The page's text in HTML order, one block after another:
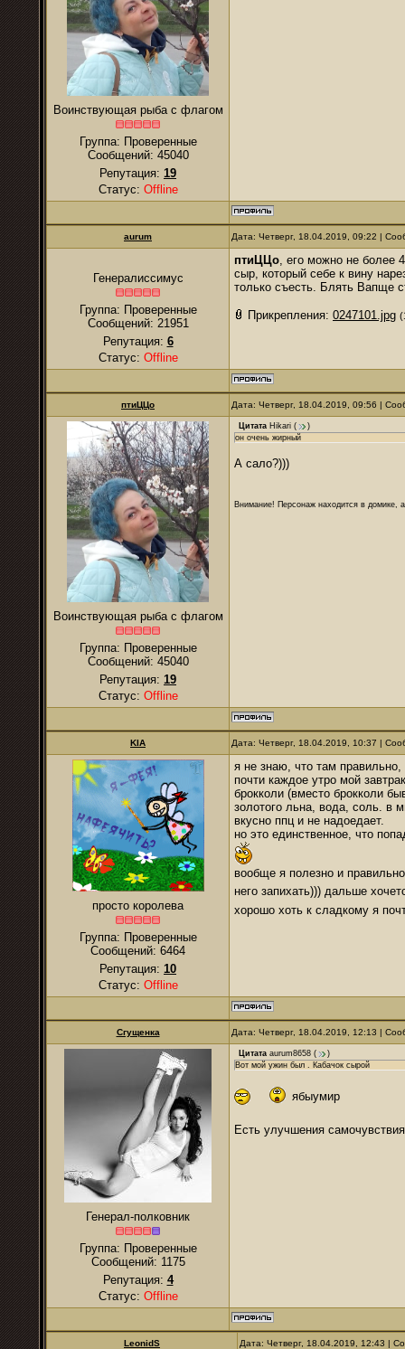
Воинствующая рыба с флагом
Группа: Проверенные
Сообщений: 45040
Репутация: 19
Статус: Offline
аurum Дата: Четверг, 18.04.2019, 09:22 |
Генералиссимус
Группа: Проверенные
Сообщений: 21951
Репутация: 6
Статус: Offline
птиЦЦо, его можно не более
сыр, который себе к вину
только съесть. Блять Вапще
Прикрепления: 0247101.jpg
птиЦЦо Дата: Четверг, 18.04.2019, 09:56 |
Воинствующая рыба с флагом
Группа: Проверенные
Сообщений: 45040
Репутация: 19
Статус: Offline
Цитата Hikari (
)
он очень жирный
А сало?)))
Внимание! Персонаж находится в домике,
KIA Дата: Четверг, 18.04.2019, 10:37 |
просто королева
Группа: Проверенные
Сообщений: 6464
Репутация: 10
Статус: Offline
я не знаю, что там правильно,
почти каждое утро мой
брокколи (вместо брокколи
золотого льна, вода, соль. в
вкусно ппц и не надоедает.
но это единственное, что
вообще я полезно и
него запихать))) дальше
хорошо хоть к сладкому я
Сгущенка Дата: Четверг, 18.04.2019, 12:13 |
Генерал-полковник
Группа: Проверенные
Сообщений: 1175
Репутация: 4
Статус: Offline
Цитата aurum8658 (
)
Вот мой ужин был . Кабачок сырой
ябыумир
Есть улучшения
LeonidS Дата: Четверг, 18.04.2019, 12:43 |